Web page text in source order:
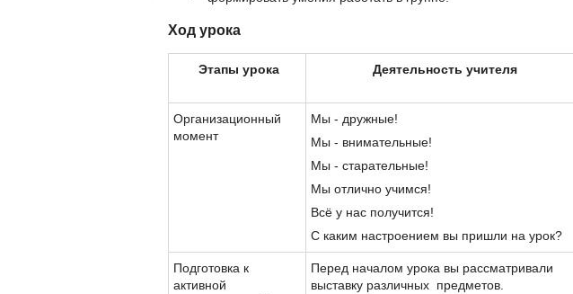
Ход урока
Этапы урока Деятельность учителя
Организационный
момент
Мы - дружные!
Мы - внимательные!
Мы - старательные!
Мы отлично учимся!
Всё у нас получится!
С каким настроением вы пришли на урок?
Подготовка к
активной
Перед началом урока вы рассматривали
выставку различных предметов.